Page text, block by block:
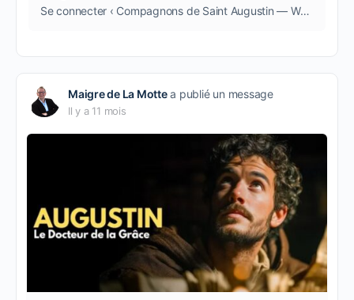
Se connecter ‹ Compagnons de Saint Augustin — WordPress
Maigre de La Mottea publié un message
Il y a 11 mois